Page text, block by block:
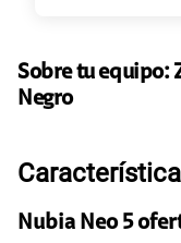
Paga solo
Sobre tu equipo:
Negro
Nubia Neo 5